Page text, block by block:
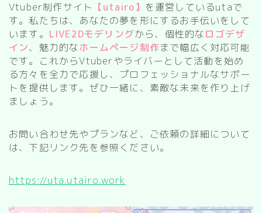
Vtuber制作サイト 【utairo】 を運営しているutaで
す。私たちは、あなたの夢を形にするお手伝いをして
います。 LIVE2Dモデリングから、個性的なロゴデザ
イン、魅力的なホームページ制作まで幅広く対応可能
です。これからVtuberやライバーとして活動を始め
る方々を全力で応援し、プロフェッショナルなサポー
トを提供します。ぜひ一緒に、素敵な未来を作り上げ
ましょう。
お問い合わせ先やプランなど、ご依頼の詳細について
は、下記リンク先を参照ください。
https://uta.utairo.work